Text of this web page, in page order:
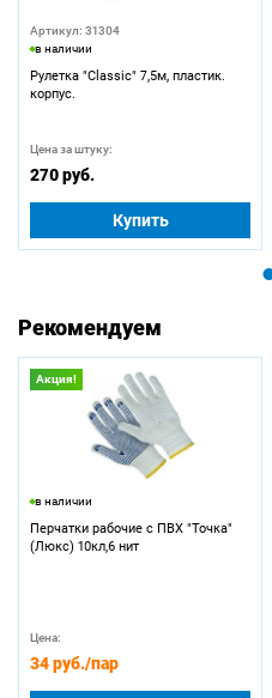
Артикул: 31304
в наличии
Рулетка "Classic" 7,5м, пластик.
корпус.
Цена за штуку:
270 руб.
Купить
Рекомендуем
Акция!
в наличии
Перчатки рабочие с ПВХ "Точка"
(Люкс) 10кл,6 нит
Цена:
34 руб./пар